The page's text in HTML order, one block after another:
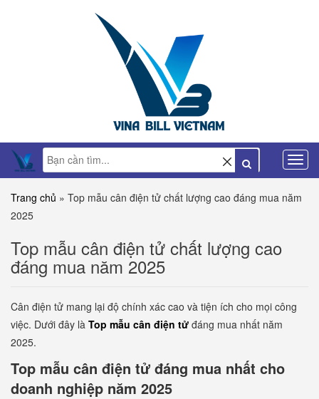
Trang chủ » Top mẫu cân điện tử chất lượng cao đáng mua năm
2025
Top mẫu cân điện tử chất lượng cao
đáng mua năm 2025
Cân điện tử mang lại độ chính xác cao và tiện ích cho mọi công
việc. Dưới đây là Top mẫu cân điện tử đáng mua nhất năm
2025.
Top mẫu cân điện tử đáng mua nhất cho
doanh nghiệp năm 2025